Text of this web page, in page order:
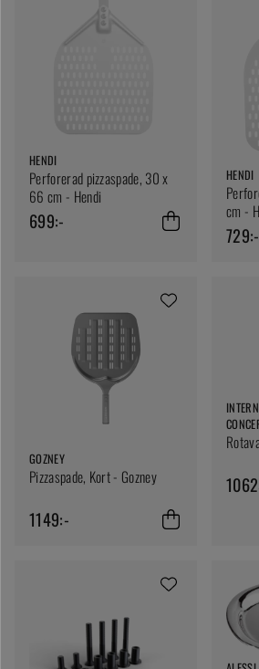
HENDI
Perforerad pizzaspade, 30 x
66 cm - Hendi
699:-
HENDI
cm -
729:-
GOZNEY
Pizzaspade, Kort - Gozney
1149:-